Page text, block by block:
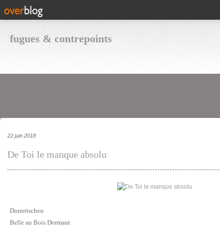
fugues & contrepoints
22 juin 2018
De Toi le manque absolu
Dornröschen
Belle au Bois Dormant